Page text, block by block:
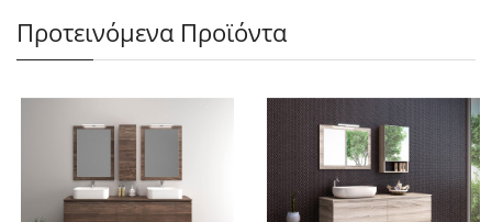
Προτεινόμενα Προϊόντα